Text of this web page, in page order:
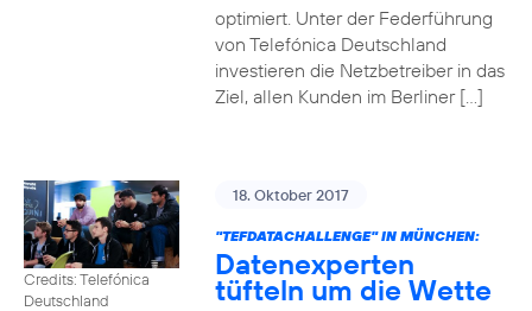
optimiert. Unter der Federführung
von Telefónica Deutschland
investieren die Netzbetreiber in das
Ziel, allen Kunden im Berliner […]
Credits: Telefónica
Deutschland
18. Oktober 2017
"TEFDATACHALLENGE" IN MÜNCHEN:
Datenexperten
tüfteln um die Wette